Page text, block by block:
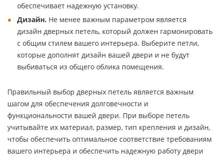
обеспечивает надежную установку.
Дизайн. Не менее важным параметром является
дизайн дверных петель, который должен гармонировать
с общим стилем вашего интерьера. Выберите петли,
которые дополнят дизайн вашей двери и не будут
выбиваться из общего облика помещения.
Правильный выбор дверных петель является важным
шагом для обеспечения долговечности и
функциональности вашей двери. При выборе петель
учитывайте их материал, размер, тип крепления и дизайн,
чтобы обеспечить оптимальное соответствие требованиям
вашего интерьера и обеспечить надежную работу двери